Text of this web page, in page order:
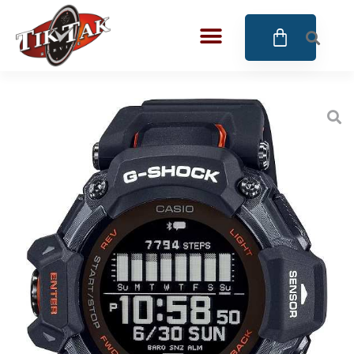
BIGOTTI Milano
CALYPSO
CANGO & RINALDI
CANGO & RINALDI CHARM
CANGO&RINALDI KARÓRÁK